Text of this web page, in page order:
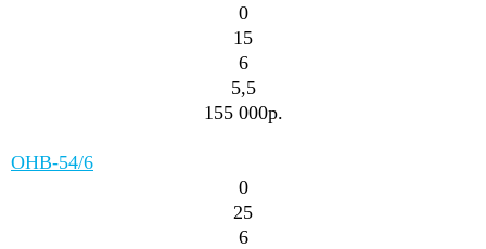
0
15
6
5,5
155 000р.
ОНВ-54/6
0
25
6